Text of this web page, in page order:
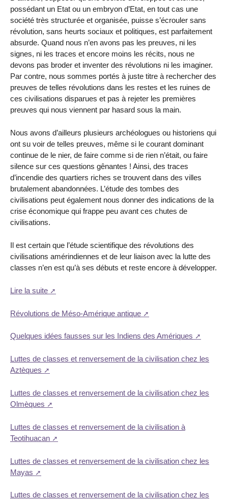
possédant un Etat ou un embryon d’Etat, en tout cas une
société très structurée et organisée, puisse s’écrouler sans
révolution, sans heurts sociaux et politiques, est parfaitement
absurde. Quand nous n’en avons pas les preuves, ni les
signes, ni les traces et encore moins les récits, nous ne
devons pas broder et inventer des révolutions ni les imaginer.
Par contre, nous sommes portés à juste titre à rechercher des
preuves de telles révolutions dans les restes et les ruines de
ces civilisations disparues et pas à rejeter les premières
preuves qui nous viennent par hasard sous la main.
Nous avons d’ailleurs plusieurs archéologues ou historiens qui
ont su voir de telles preuves, même si le courant dominant
continue de le nier, de faire comme si de rien n’était, ou faire
silence sur ces questions gênantes ! Ainsi, des traces
d’incendie des quartiers riches se trouvent dans des villes
brutalement abandonnées. L’étude des tombes des
civilisations peut également nous donner des indications de la
crise économique qui frappe peu avant ces chutes de
civilisations.
Il est certain que l’étude scientifique des révolutions des
civilisations amérindiennes et de leur liaison avec la lutte des
classes n’en est qu’à ses débuts et reste encore à développer.
Lire la suite
Révolutions de Méso-Amérique antique
Quelques idées fausses sur les Indiens des Amériques
Luttes de classes et renversement de la civilisation chez les
Aztèques
Luttes de classes et renversement de la civilisation chez les
Olmèques
Luttes de classes et renversement de la civilisation à
Teotihuacan
Luttes de classes et renversement de la civilisation chez les
Mayas
Luttes de classes et renversement de la civilisation chez les